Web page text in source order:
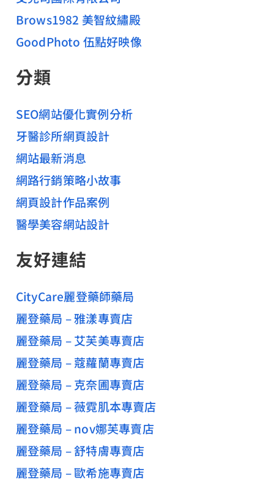
Brows1982 美智紋繡殿
GoodPhoto 伍點好映像
分類
SEO網站優化實例分析
牙醫診所網頁設計
網站最新消息
網路行銷策略小故事
網頁設計作品案例
醫學美容網站設計
友好連結
CityCare麗登藥師藥局
麗登藥局 – 雅漾專賣店
麗登藥局 – 艾芙美專賣店
麗登藥局 – 蔻蘿蘭專賣店
麗登藥局 – 克奈圃專賣店
麗登藥局 – 薇霓肌本專賣店
麗登藥局 – nov娜芙專賣店
麗登藥局 – 舒特膚專賣店
麗登藥局 – 歐希施專賣店